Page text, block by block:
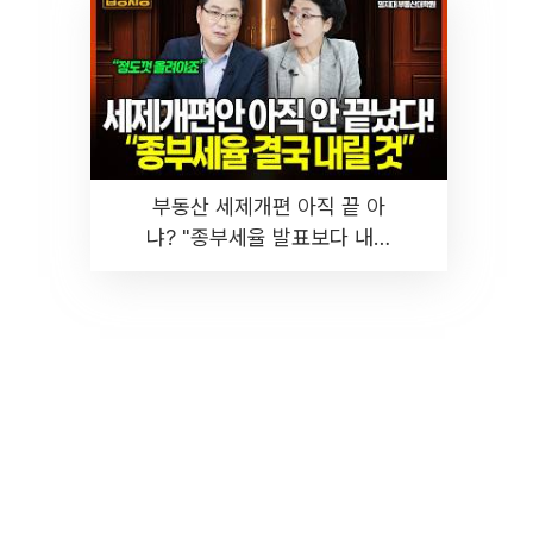
부동산 세제개편 아직 끝 아
냐? "종부세율 발표보다 내릴